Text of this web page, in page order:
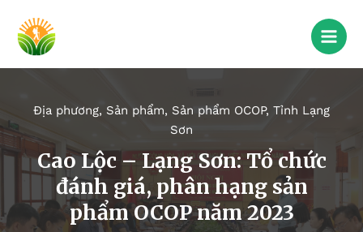
Địa phương, Sản phẩm, Sản phẩm OCOP, Tỉnh Lạng
Sơn
Cao Lộc – Lạng Sơn: Tổ chức
đánh giá, phân hạng sản
phẩm OCOP năm 2023